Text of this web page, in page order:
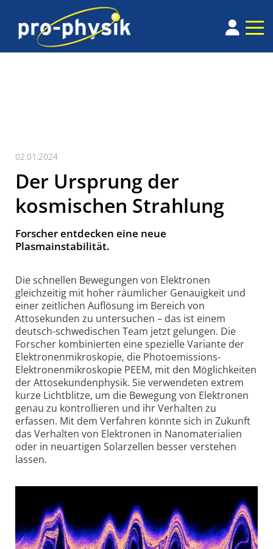
02.01.2024
Der Ursprung der
kosmischen Strahlung
Forscher entdecken eine neue
Plasmainstabilität.
Die schnellen Bewegungen von Elektronen
gleichzeitig mit hoher räumlicher Genauigkeit und
einer zeitlichen Auflösung im Bereich von
Attosekunden zu untersuchen – das ist einem
deutsch-schwedischen Team jetzt gelungen. Die
Forscher kombinierten eine spezielle Variante der
Elektronenmikroskopie, die Photoemissions-
Elektronenmikroskopie PEEM, mit den Möglichkeiten
der Attosekundenphysik. Sie verwendeten extrem
kurze Lichtblitze, um die Bewegung von Elektronen
genau zu kontrollieren und ihr Verhalten zu
erfassen. Mit dem Verfahren könnte sich in Zukunft
das Verhalten von Elektronen in Nanomaterialien
oder in neuartigen Solarzellen besser verstehen
lassen.